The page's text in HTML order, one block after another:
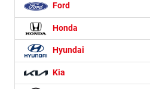
Ford
Honda
Hyundai
Kia